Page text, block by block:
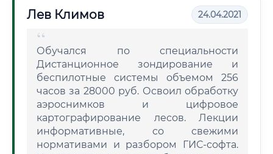
Лев Климов 24.04.2021
Обучался по специальности
Дистанционное зондирование и
беспилотные системы объемом 256
часов за 28000 руб. Освоил обработку
аэроснимков и цифровое
картографирование лесов. Лекции
информативные, со свежими
нормативами и разбором ГИС-софта.